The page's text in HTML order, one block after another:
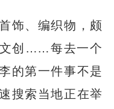
、编织物，颇
文创……每去一个
的第一件事不是
搜索当地正在举